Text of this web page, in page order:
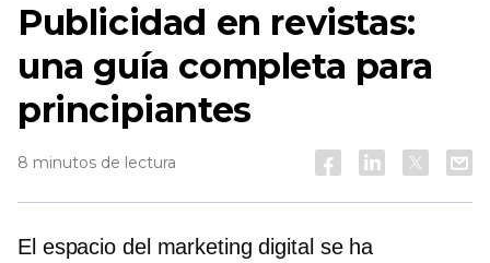
Publicidad en revistas:
una guía completa para
principiantes
8 minutos de lectura
El espacio del marketing digital se ha